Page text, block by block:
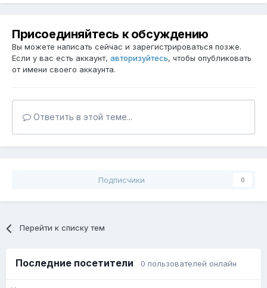
Присоединяйтесь к обсуждению
Вы можете написать сейчас и зарегистрироваться позже.
Если у вас есть аккаунт, авторизуйтесь, чтобы опубликовать
от имени своего аккаунта.
Ответить в этой теме...
Подписчики 0
Перейти к списку тем
Последние посетители 0 пользователей онлайн